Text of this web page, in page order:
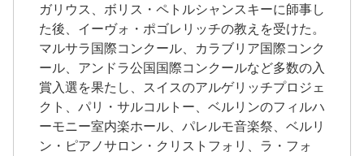
ガリウス、ボリス・ペトルシャンスキーに師事し
た後、イーヴォ・ポゴレリッチの教えを受けた。
マルサラ国際コンクール、カラブリア国際コンク
ール、アンドラ公国国際コンクールなど多数の入
賞入選を果たし、スイスのアルゲリッチプロジェ
クト、パリ・サルコルトー、ベルリンのフィルハ
ーモニー室内楽ホール、パレルモ音楽祭、ベルリ
ン・ピアノサロン・クリストフォリ、ラ・フォ